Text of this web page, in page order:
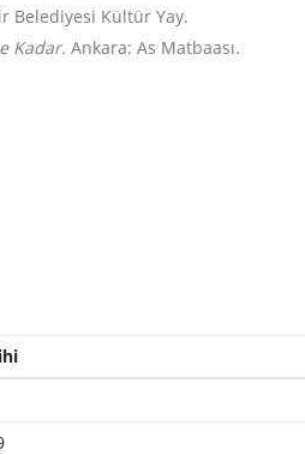
Belediyesi Kültür Yay.
Kadar. Ankara: As Matbaası.